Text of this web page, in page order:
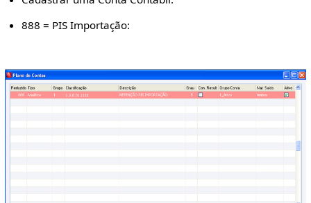
888 = PIS Importação: